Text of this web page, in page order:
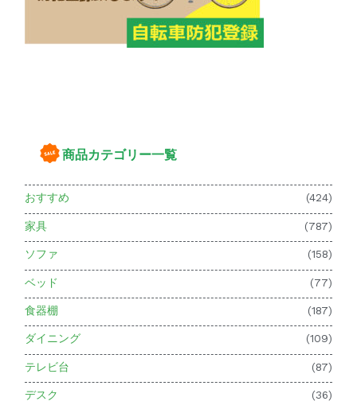
商品カテゴリー一覧
おすすめ (424)
家具 (787)
ソファ (158)
ベッド (77)
食器棚 (187)
ダイニング (109)
テレビ台 (87)
デスク (36)